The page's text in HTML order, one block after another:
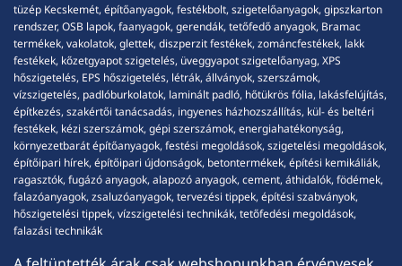
tüzép Kecskemét, építőanyagok, festékbolt, szigetelőanyagok, gipszkarton
rendszer, OSB lapok, faanyagok, gerendák, tetőfedő anyagok, Bramac
termékek, vakolatok, glettek, diszperzit festékek, zománcfestékek, lakk
festékek, kőzetgyapot szigetelés, üveggyapot szigetelőanyag, XPS
hőszigetelés, EPS hőszigetelés, létrák, állványok, szerszámok,
vízszigetelés, padlóburkolatok, laminált padló, hőtükrös fólia, lakásfelújítás,
építkezés, szakértői tanácsadás, ingyenes házhozszállítás, kül- és beltéri
festékek, kézi szerszámok, gépi szerszámok, energiahatékonyság,
környezetbarát építőanyagok, festési megoldások, szigetelési megoldások,
építőipari hírek, építőipari újdonságok, betontermékek, építési kemikáliák,
ragasztók, fugázó anyagok, alapozó anyagok, cement, áthidalók, födémek,
falazóanyagok, zsaluzóanyagok, tervezési tippek, építési szabványok,
hőszigetelési tippek, vízszigetelési technikák, tetőfedési megoldások,
falazási technikák